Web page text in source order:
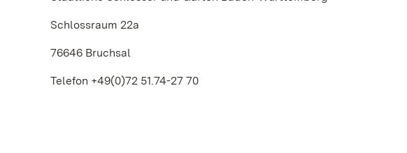
Schlossraum 22a
76646 Bruchsal
Telefon +49(0)72 51.74-27 70